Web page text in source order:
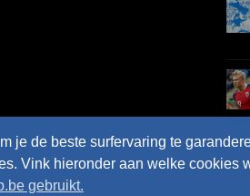
byHappyWebsites
je de beste surfervaring te
Vink hieronder aan welke cookies
gebruikt.